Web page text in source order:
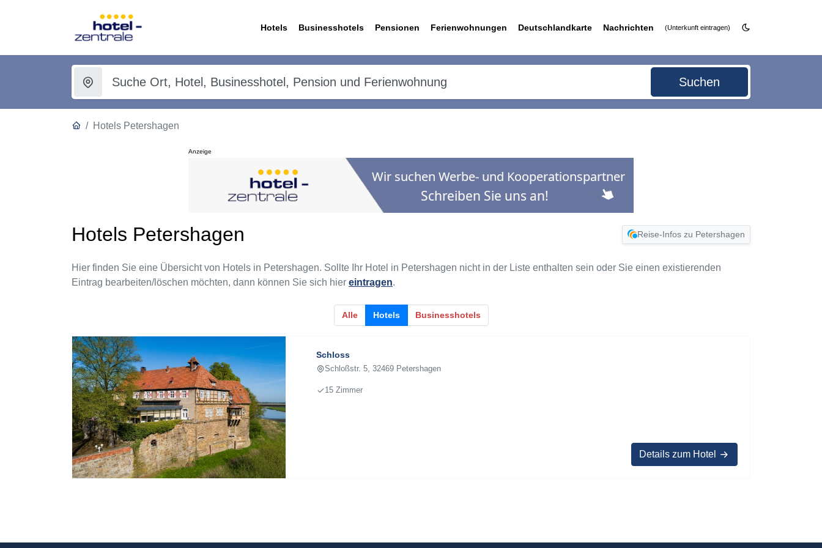
Hotels Businesshotels Pensionen Ferienwohnungen Deutschlandkarte Nachrichten (Unterkunft eintragen)
Suchen
Hotels Petershagen
Anzeige
Hotels Petershagen Reise-Infos zu Petershagen
Hier finden Sie eine Übersicht von Hotels in Petershagen. Sollte Ihr Hotel in Petershagen nicht in der Liste enthalten sein oder Sie einen existierenden
Eintrag bearbeiten/löschen möchten, dann können Sie sich hier eintragen.
Alle Hotels Businesshotels
Schloss
Schloßstr. 5, 32469 Petershagen
15 Zimmer
Details zum Hotel